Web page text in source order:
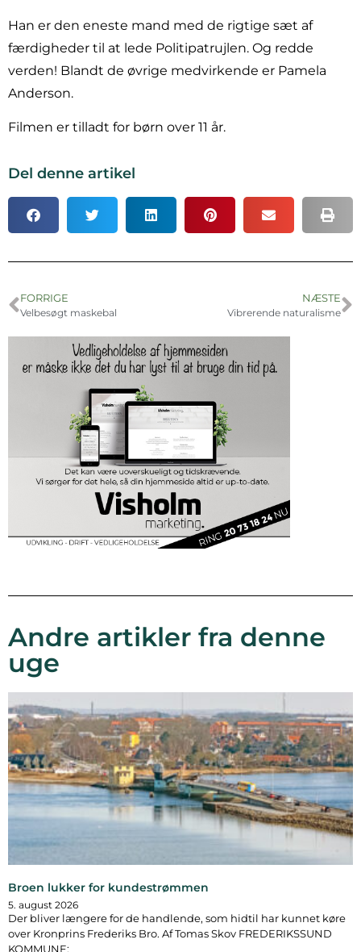
Han er den eneste mand med de rigtige sæt af
færdigheder til at lede Politipatrujlen. Og redde
verden! Blandt de øvrige medvirkende er Pamela
Anderson.
Filmen er tilladt for børn over 11 år.
Del denne artikel
FORRIGE
Velbesøgt maskebal
NÆSTE
Vibrerende naturalisme
Andre artikler fra denne
uge
Broen lukker for kundestrømmen
5. august 2026
Der bliver længere for de handlende, som hidtil har kunnet køre
over Kronprins Frederiks Bro. Af Tomas Skov FREDERIKSSUND
KOMMUNE: